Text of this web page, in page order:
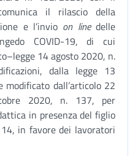
il rilascio della
e l’invio on linedelle
COVID-19, di cui
14 agosto 2020, n.
dalla legge 13
dall’articolo 22
2020, n. 137, per
in presenza del figlio
in favore dei lavoratori